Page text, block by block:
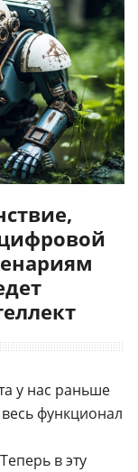
у нас раньше
функционал
в эту